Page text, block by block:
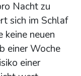
Nacht zu
sich im Schlaf
keine neuen
einer Woche
einer